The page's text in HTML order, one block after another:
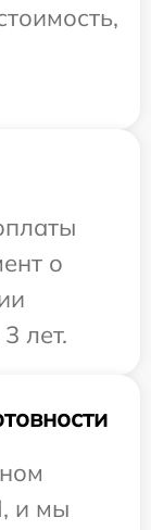
о
лет.
и мы